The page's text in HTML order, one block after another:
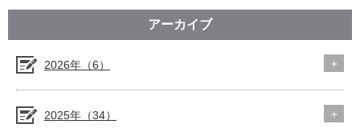
アーカイブ
2026年（6）
2025年（34）